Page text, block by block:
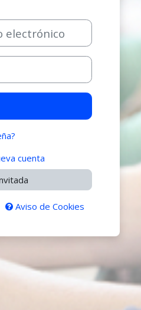
cuenta
Aviso de Cookies